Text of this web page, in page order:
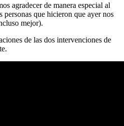
agradecer de manera especial al
que hicieron que ayer nos
mejor).
de las dos intervenciones de